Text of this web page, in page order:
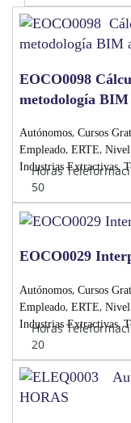
EOCO0098
metodología
Autónomos, Cursos
Empleado, ERTE,
Industrias Extractivas,
Horas
50
EOCO0029
Autónomos, Cursos
Empleado, ERTE,
Industrias Extractivas,
Horas
20